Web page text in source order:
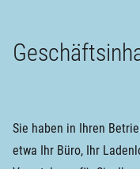
Sie haben in Ihren
etwa Ihr Büro, Ihr